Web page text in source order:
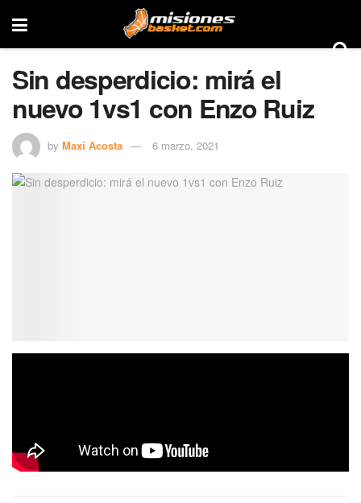
Sin desperdicio: mirá el
nuevo 1vs1 con Enzo Ruiz
by Maxi Acosta 6 marzo, 2021